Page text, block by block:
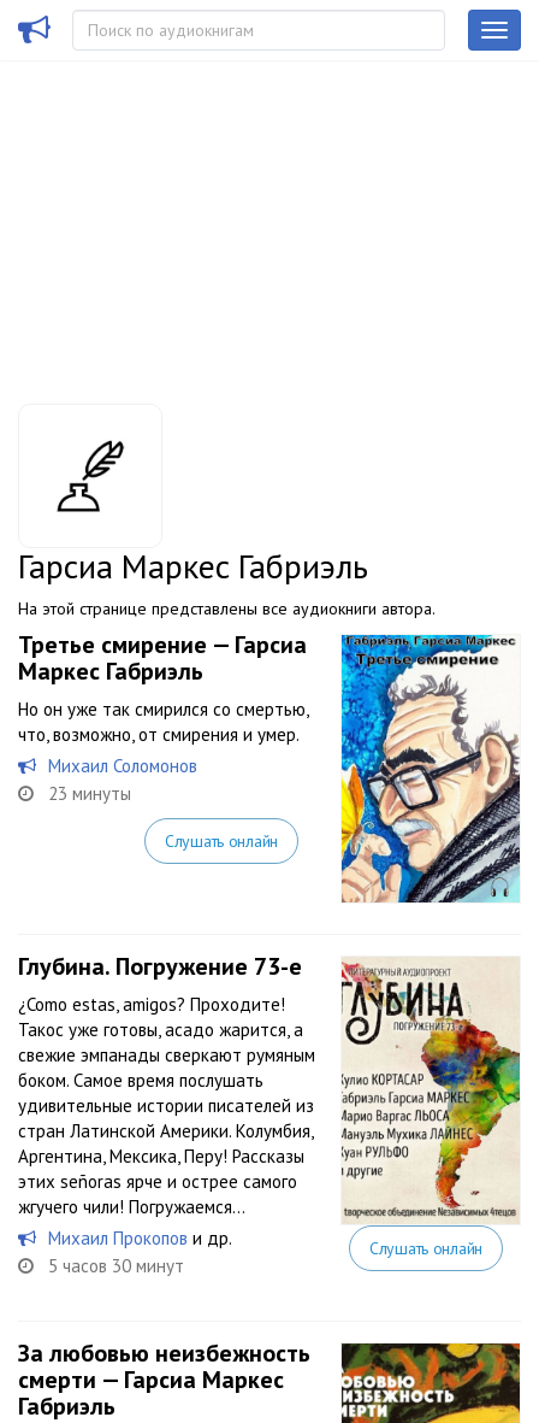
Гарсиа Маркес Габриэль
На этой странице представлены все аудиокниги автора.
Третье смирение — Гарсиа
Маркес Габриэль
Но он уже так смирился со смертью,
что, возможно, от смирения и умер.
Михаил Соломонов
23 минуты
Слушать онлайн
Глубина. Погружение 73-е
¿Como estas, amigos? Проходите!
Такос уже готовы, асадо жарится, а
свежие эмпанады сверкают румяным
боком. Самое время послушать
удивительные истории писателей из
стран Латинской Америки. Колумбия,
Аргентина, Мексика, Перу! Рассказы
этих señoras ярче и острее самого
жгучего чили! Погружаемся...
Михаил Прокопов и др.
5 часов 30 минут
Слушать онлайн
За любовью неизбежность
смерти — Гарсиа Маркес
Габриэль